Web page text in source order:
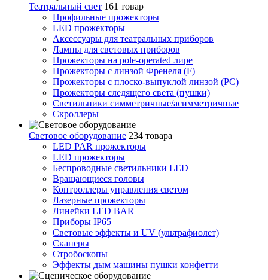
Театральный свет 161 товар
Профильные прожекторы
LED прожекторы
Аксессуары для театральных приборов
Лампы для световых приборов
Прожекторы на pole-operated лире
Прожекторы с линзой Френеля (F)
Прожекторы с плоско-выпуклой линзой (PC)
Прожекторы следящего света (пушки)
Светильники симметричные/асимметричные
Скроллеры
Световое оборудование 234 товара
LED PAR прожекторы
LED прожекторы
Беспроводные светильники LED
Вращающиеся головы
Контроллеры управления светом
Лазерные прожекторы
Линейки LED BAR
Приборы IP65
Световые эффекты и UV (ультрафиолет)
Сканеры
Стробоскопы
Эффекты дым машины пушки конфетти